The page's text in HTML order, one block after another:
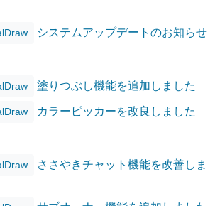
システムアップデートのお知らせ
塗りつぶし機能を追加しました
カラーピッカーを改良しました
ささやきチャット機能を改善しま